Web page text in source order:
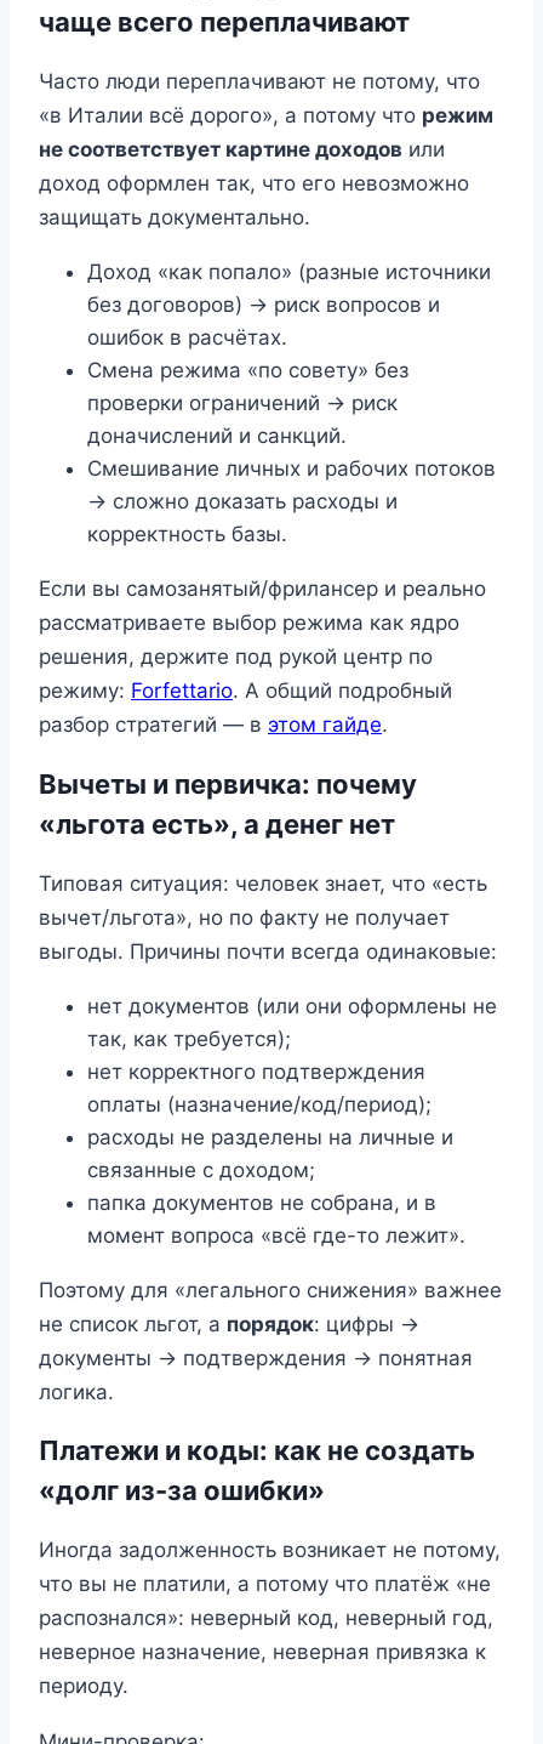
чаще всего переплачивают
Часто люди переплачивают не потому, что
«в Италии всё дорого», а потому что режим
не соответствует картине доходов или
доход оформлен так, что его невозможно
защищать документально.
Доход «как попало» (разные источники
без договоров) → риск вопросов и
ошибок в расчётах.
Смена режима «по совету» без
проверки ограничений → риск
доначислений и санкций.
Смешивание личных и рабочих потоков
→ сложно доказать расходы и
корректность базы.
Если вы самозанятый/фрилансер и реально
рассматриваете выбор режима как ядро
решения, держите под рукой центр по
режиму: Forfettario. А общий подробный
разбор стратегий — в этом гайде.
Вычеты и первичка: почему
«льгота есть», а денег нет
Типовая ситуация: человек знает, что «есть
вычет/льгота», но по факту не получает
выгоды. Причины почти всегда одинаковые:
нет документов (или они оформлены не
так, как требуется);
нет корректного подтверждения
оплаты (назначение/код/период);
расходы не разделены на личные и
связанные с доходом;
папка документов не собрана, и в
момент вопроса «всё где-то лежит».
Поэтому для «легального снижения» важнее
не список льгот, а порядок: цифры →
документы → подтверждения → понятная
логика.
Платежи и коды: как не создать
«долг из-за ошибки»
Иногда задолженность возникает не потому,
что вы не платили, а потому что платёж «не
распознался»: неверный код, неверный год,
неверное назначение, неверная привязка к
периоду.